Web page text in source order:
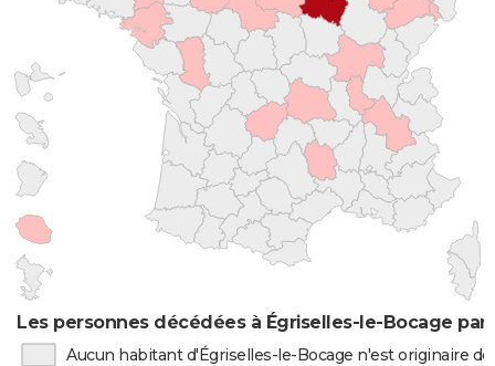
Les personnes décédées à Égriselles-le-Bocage par
Aucun habitant d'Égriselles-le-Bocage n'est originaire